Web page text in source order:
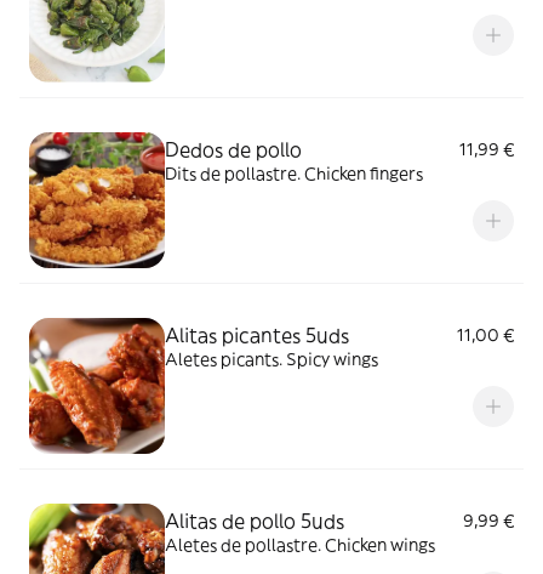
Dedos de pollo
11,99 €
Dits de pollastre. Chicken fingers
Alitas picantes 5uds
11,00 €
Aletes picants. Spicy wings
Alitas de pollo 5uds
9,99 €
Aletes de pollastre. Chicken wings